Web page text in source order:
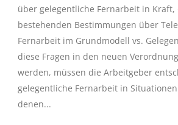
über gelegentliche Fernarbeit in Kraft,
bestehenden Bestimmungen über
Fernarbeit im Grundmodell vs.
diese Fragen in den neuen
werden, müssen die Arbeitgeber
gelegentliche Fernarbeit in
denen...